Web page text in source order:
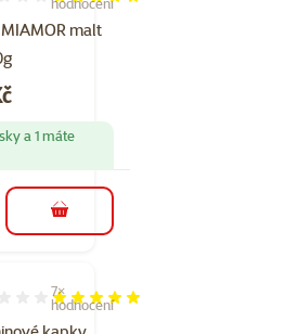
malt
a 1 máte
do košíku
100%, počet hodnocení: 7
7×
hodnocení